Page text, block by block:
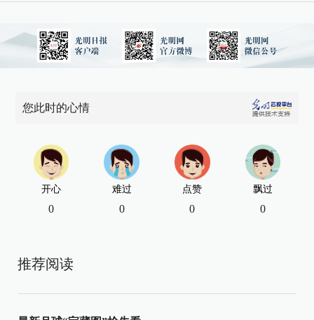
您此时的心情
开心
0
难过
0
点赞
0
飘过
0
推荐阅读